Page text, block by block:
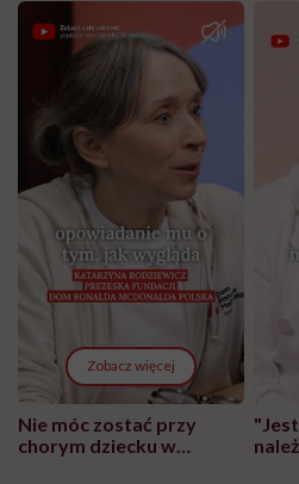
Zobacz więcej
Nie móc zostać przy
chorym dziecku w